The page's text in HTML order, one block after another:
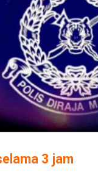
3 jam